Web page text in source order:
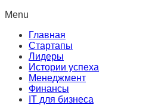
Menu
Главная
Стартапы
Лидеры
Истории успеха
Менеджмент
Финансы
IT для бизнеса